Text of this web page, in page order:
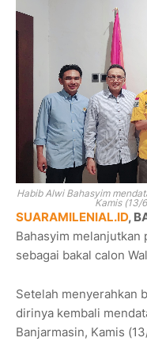
Habib Alwi Bahasyim
Kamis (13/
SUARAMILENIAL.ID,
Bahasyim
sebagai bakal calon
Setelah menyerahkan
dirinya kembali
Banjarmasin, Kamis